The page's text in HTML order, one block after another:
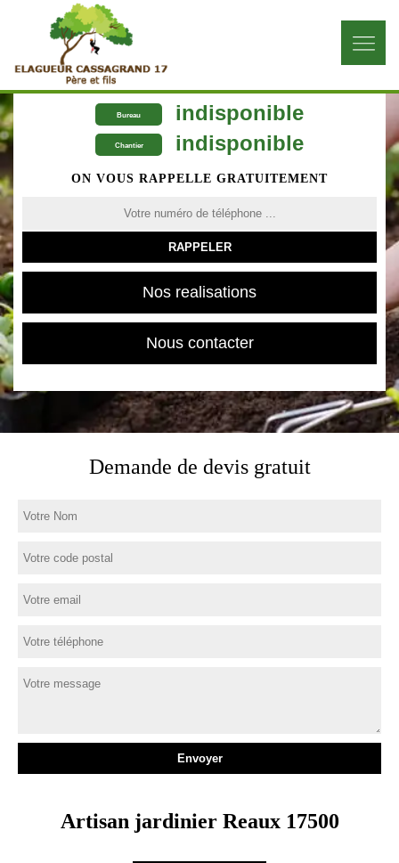
Bureau indisponible
Chantier indisponible
ON VOUS RAPPELLE GRATUITEMENT
Nos realisations
Nous contacter
Demande de devis gratuit
Artisan jardinier Reaux 17500